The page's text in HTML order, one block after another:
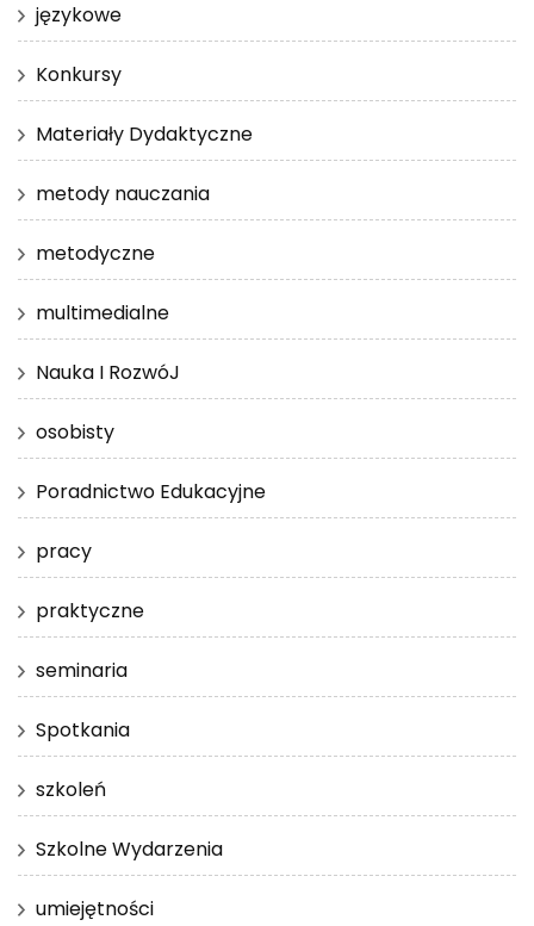
językowe
Konkursy
Materiały Dydaktyczne
metody nauczania
metodyczne
multimedialne
Nauka I RozwóJ
osobisty
Poradnictwo Edukacyjne
pracy
praktyczne
seminaria
Spotkania
szkoleń
Szkolne Wydarzenia
umiejętności